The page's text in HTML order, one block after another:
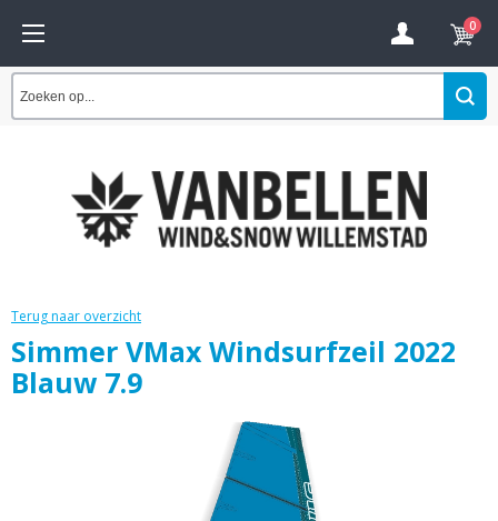
0
Terug naar overzicht
Simmer VMax Windsurfzeil 2022
Blauw 7.9